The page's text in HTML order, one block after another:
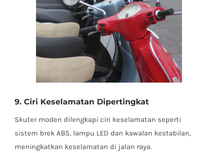
9. Ciri Keselamatan Dipertingkat
Skuter moden dilengkapi ciri keselamatan seperti
sistem brek ABS, lampu LED dan kawalan kestabilan,
meningkatkan keselamatan di jalan raya.